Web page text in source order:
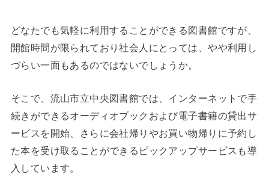
どなたでも気軽に利用することができる図書館ですが、
開館時間が限られており社会人にとっては、やや利用し
づらい一面もあるのではないでしょうか。
そこで、流山市立中央図書館では、インターネットで手
続きができるオーディオブックおよび電子書籍の貸出サ
ービスを開始、さらに会社帰りやお買い物帰りに予約し
た本を受け取ることができるピックアップサービスも導
入しています。